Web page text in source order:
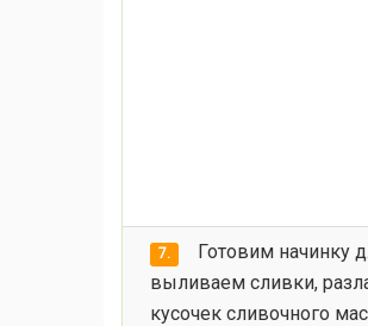
7.
Готовим начинку
выливаем сливки,
кусочек сливочного